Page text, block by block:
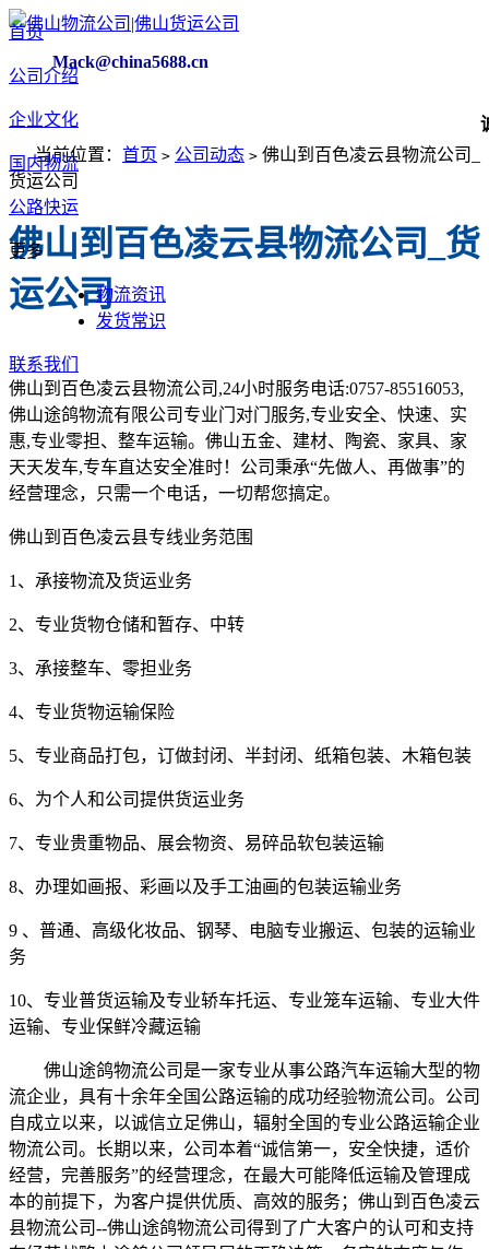
Mack@china5688.cn
诚
首页
公司介绍
企业文化
国内物流
公路快运
更多
物流资讯
发货常识
联系我们
当前位置： 首页 > 公司动态 > 佛山到百色凌云县物流公司_
货运公司
佛山到百色凌云县物流公司_货
运公司
佛山到百色凌云县物流公司,24小时服务电话:0757-85516053,
佛山途鸽物流有限公司专业门对门服务,专业安全、快速、实
惠,专业零担、整车运输。佛山五金、建材、陶瓷、家具、家
天天发车,专车直达安全准时！公司秉承“先做人、再做事”的
经营理念，只需一个电话，一切帮您搞定。
佛山到百色凌云县专线业务范围
1、承接物流及货运业务
2、专业货物仓储和暂存、中转
3、承接整车、零担业务
4、专业货物运输保险
5、专业商品打包，订做封闭、半封闭、纸箱包装、木箱包装
6、为个人和公司提供货运业务
7、专业贵重物品、展会物资、易碎品软包装运输
8、办理如画报、彩画以及手工油画的包装运输业务
9 、普通、高级化妆品、钢琴、电脑专业搬运、包装的运输业
务
10、专业普货运输及专业轿车托运、专业笼车运输、专业大件
运输、专业保鲜冷藏运输
佛山途鸽物流公司是一家专业从事公路汽车运输大型的物
流企业，具有十余年全国公路运输的成功经验物流公司。公司
自成立以来，以诚信立足佛山，辐射全国的专业公路运输企业
物流公司。长期以来，公司本着“诚信第一，安全快捷，适价
经营，完善服务”的经营理念，在最大可能降低运输及管理成
本的前提下，为客户提供优质、高效的服务；佛山到百色凌云
县物流公司--佛山途鸽物流公司得到了广大客户的认可和支持